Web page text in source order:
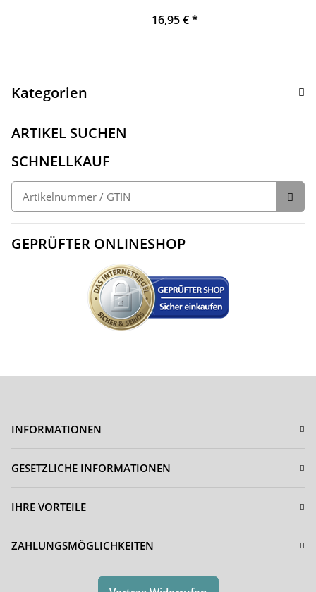
16,95 €*
Kategorien
ARTIKEL SUCHEN
SCHNELLKAUF
GEPRÜFTER ONLINESHOP
INFORMATIONEN
GESETZLICHE INFORMATIONEN
IHRE VORTEILE
ZAHLUNGSMÖGLICHKEITEN